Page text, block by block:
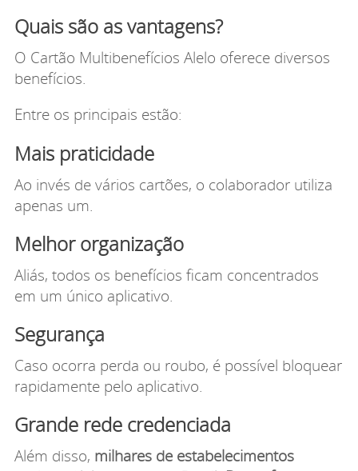
Quais são as vantagens?
O Cartão Multibenefícios Alelo oferece diversos
benefícios.
Entre os principais estão:
Mais praticidade
Ao invés de vários cartões, o colaborador utiliza
apenas um.
Melhor organização
Aliás, todos os benefícios ficam concentrados
em um único aplicativo.
Segurança
Caso ocorra perda ou roubo, é possível bloquear
rapidamente pelo aplicativo.
Grande rede credenciada
Além disso, milhares de estabelecimentos